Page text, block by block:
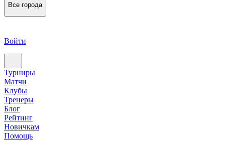
Все города
Войти
Турниры
Матчи
Клубы
Тренеры
Блог
Рейтинг
Новичкам
Помощь